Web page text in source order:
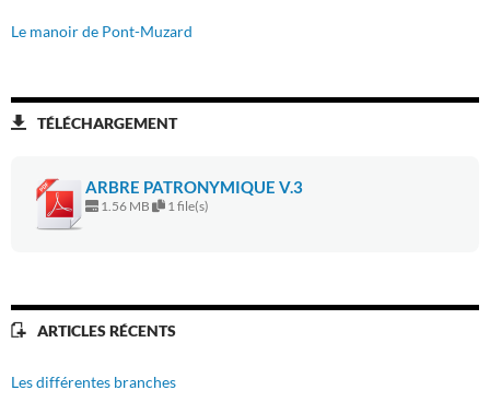
Le manoir de Pont-Muzard
TÉLÉCHARGEMENT
ARBRE PATRONYMIQUE V.3
1.56 MB 1 file(s)
ARTICLES RÉCENTS
Les différentes branches